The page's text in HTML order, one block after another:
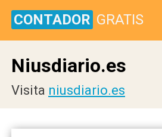
CONTADOR GRATIS
Niusdiario.es
Visita niusdiario.es